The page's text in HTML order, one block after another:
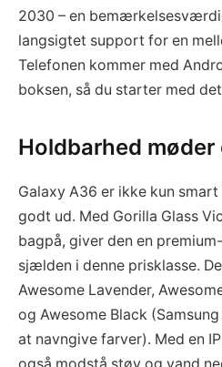
2030 – en
langsigtet support for en
Telefonen kommer med
boksen, så du starter med
Holdbarhed møder
Galaxy A36 er ikke kun
godt ud. Med Gorilla Glass
bagpå, giver den en
sjælden i denne prisklasse.
Awesome Lavender,
og Awesome Black
at navngive farver). Med en